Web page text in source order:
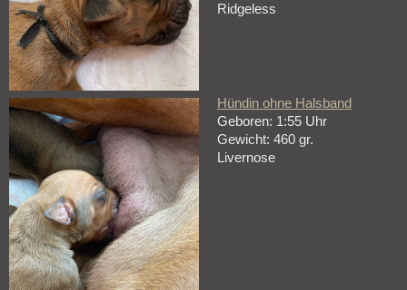
Ridgeless
Hündin ohne Halsband
Geboren: 1:55 Uhr
Gewicht: 460 gr.
Livernose